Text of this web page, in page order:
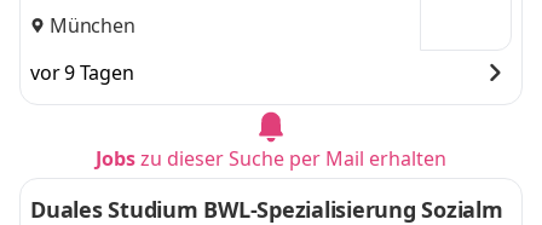
München
vor 9 Tagen
Jobszu dieser Suche per Mail erhalten
Duales Studium BWL-Spezialisierung Sozialm